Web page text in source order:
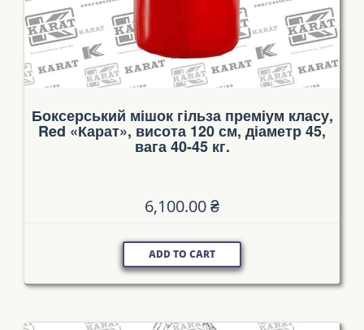
Боксерський мішок гільза преміум класу,
Red «Карат», висота 120 см, діаметр 45,
вага 40-45 кг.
6,100.00₴
ADD TO CART